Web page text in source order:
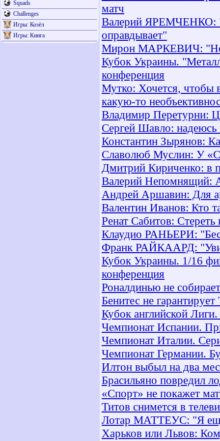
Squads
Challenges
Игры: Козёл
Игры: Кинга
матч
Валерий ЯРЕМЧЕНКО:
оправдывает"
Мирон МАРКЕВИЧ: "Не
Кубок Украины.
конференция
Мутко: Хочется, чтобы
какую-то
Владимир Перетурни:
Сергей Шавло: надеюсь
Константин Зырянов:
Славолюб Муслин: У
Дмитрий Кириченко: в
Валерий Непомнящий:
Андрей Аршавин: Для
Валентин Иванов: Кто
Ренат Сабитов: Стереть
Клаудио РАНЬЕРИ:
Франк РАЙКААРД:
Кубок Украины. 1/16
конференция
Роналдинью не
Бенитес не
Кубок английской
Чемпионат Испании.
Чемпионат Италии.
Чемпионат Германии.
Илтон выбыл на два
Брасильяно повредил
«Спорт» не покажет
Титов снимется в
Лотар МАТТЕУС: "Я
Харьков или Львов: